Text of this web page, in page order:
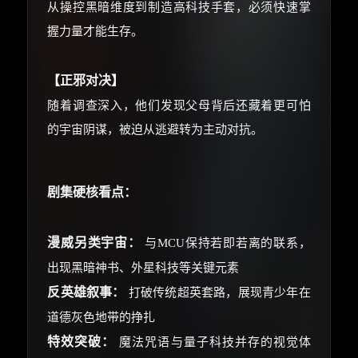
从操控黑暗维度到制造高科技手套，必须快速掌
握力量才能生存。
【正邪对决】
随着调查深入，他们发现父母背后还藏着更可怕
的宇宙阴谋，被迫从逃避转为主动对抗。
剧集硬核看点：
漫威另类宇宙：
与MCU保持若即若离的联系，
出现黑暗神书、外星科技等关键元素
反英雄叙事：
打破传统超英套路，展现青少年在
道德灰色地带的挣扎
特效突破：
魔法咒语与量子科技并存的视觉体